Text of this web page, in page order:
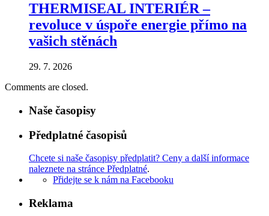
THERMISEAL INTERIÉR –
revoluce v úspoře energie přímo na
vašich stěnách
29. 7. 2026
Comments are closed.
Naše časopisy
Předplatné časopisů
Chcete si naše časopisy předplatit? Ceny a další informace
naleznete na stránce Předplatné.
Přidejte se k nám na Facebooku
Reklama